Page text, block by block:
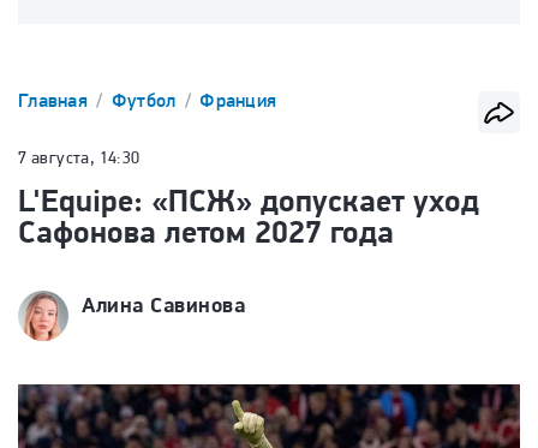
Главная Футбол Франция
7 августа, 14:30
L'Equipe: «ПСЖ» допускает уход
Сафонова летом 2027 года
Алина Савинова